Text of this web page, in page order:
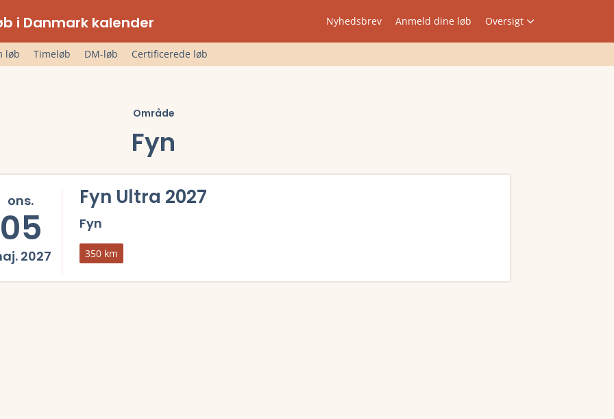
i Danmark kalender Nyhedsbrev Anmeld dine løb Oversigt
løb Timeløb DM-løb Certificerede løb
Område
Fyn
ons.
2027
Fyn Ultra 2027
Fyn
350 km